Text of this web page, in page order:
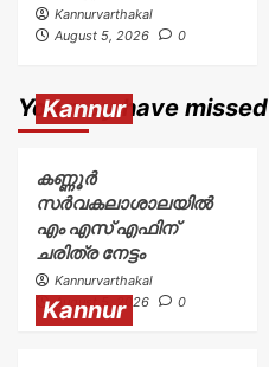
Kannurvarthakal
August 5, 2026
0
You may have missed
Kannur
കണ്ണൂർ
സർവകലാശാലയിൽ
എം എസ് എഫിന്
ചരിത്ര നേട്ടം
Kannurvarthakal
August 5, 2026
0
Kannur